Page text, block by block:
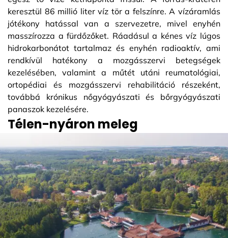
keresztül 86 millió liter víz tör a felszínre. A vízáramlás
jótékony hatással van a szervezetre, mivel enyhén
masszírozza a fürdőzőket. Ráadásul a kénes víz lúgos
hidrokarbonátot tartalmaz és enyhén radioaktív, ami
rendkívül hatékony a mozgásszervi betegségek
kezelésében, valamint a műtét utáni reumatológiai,
ortopédiai és mozgásszervi rehabilitáció részeként,
továbbá krónikus nőgyógyászati és bőrgyógyászati
panaszok kezelésére.
Télen-nyáron meleg